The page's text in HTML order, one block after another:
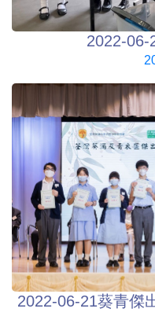
2022-06-
2022-06-21葵青傑